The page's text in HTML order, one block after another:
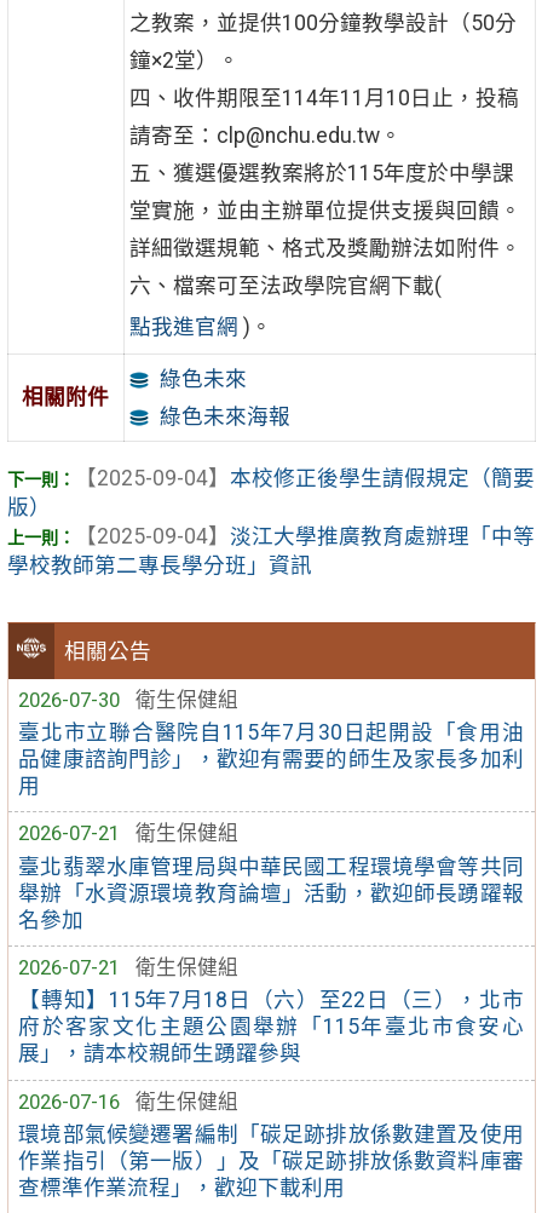
相關公告
2026-07-30
衛生保健組
臺北市立聯合醫院自115年7月30日起開設「食用油
品健康諮詢門診」，歡迎有需要的師生及家長多加利
用
2026-07-21
衛生保健組
臺北翡翠水庫管理局與中華民國工程環境學會等共同
舉辦「水資源環境教育論壇」活動，歡迎師長踴躍報
名參加
2026-07-21
衛生保健組
【轉知】115年7月18日（六）至22日（三），北市
府於客家文化主題公園舉辦「115年臺北市食安心
展」，請本校親師生踴躍參與
2026-07-16
衛生保健組
環境部氣候變遷署編制「碳足跡排放係數建置及使用
作業指引（第一版）」及「碳足跡排放係數資料庫審
查標準作業流程」，歡迎下載利用
之教案，並提供100分鐘教學設計（50分
鐘×2堂）。
四、收件期限至114年11月10日止，投稿
請寄至：clp@nchu.edu.tw。
五、獲選優選教案將於115年度於中學課
堂實施，並由主辦單位提供支援與回饋。
詳細徵選規範、格式及獎勵辦法如附件。
六、檔案可至法政學院官網下載(
點我進官網 )。
相關附件
綠色未來
綠色未來海報
【2025-09-04】 本校修正後學生請假規定（簡要
版）
【2025-09-04】 淡江大學推廣教育處辦理「中等
學校教師第二專長學分班」資訊